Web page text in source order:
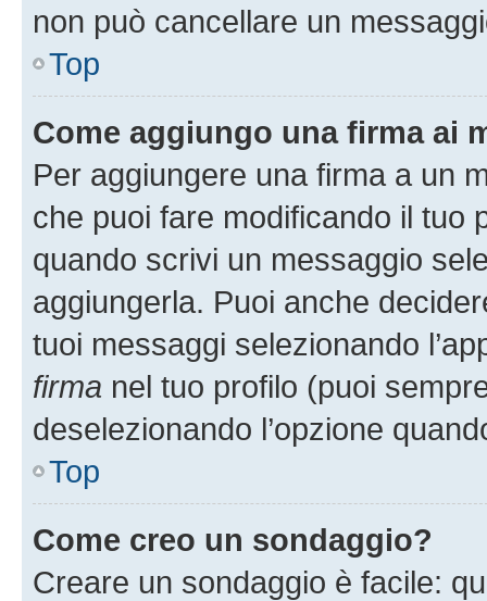
non può cancellare un
Top
Come aggiungo una firma ai
Per aggiungere una firma a un
che puoi fare modificando il tuo
quando scrivi un messaggio
aggiungerla. Puoi anche
tuoi messaggi selezionando
firma nel tuo profilo (puoi
deselezionando l’opzione
Top
Come creo un sondaggio?
Creare un sondaggio è facile: